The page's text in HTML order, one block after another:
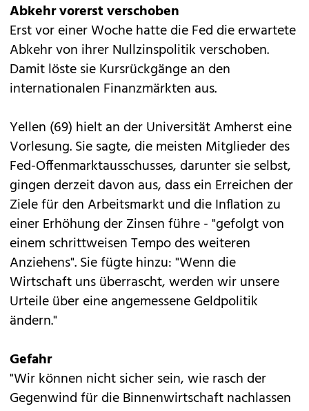
Abkehr vorerst verschoben
Erst vor einer Woche hatte die Fed die erwartete
Abkehr von ihrer Nullzinspolitik verschoben.
Damit löste sie Kursrückgänge an den
internationalen Finanzmärkten aus.
Yellen (69) hielt an der Universität Amherst eine
Vorlesung. Sie sagte, die meisten Mitglieder des
Fed-Offenmarktausschusses, darunter sie selbst,
gingen derzeit davon aus, dass ein Erreichen der
Ziele für den Arbeitsmarkt und die Inflation zu
einer Erhöhung der Zinsen führe - "gefolgt von
einem schrittweisen Tempo des weiteren
Anziehens". Sie fügte hinzu: "Wenn die
Wirtschaft uns überrascht, werden wir unsere
Urteile über eine angemessene Geldpolitik
ändern."
Gefahr
"Wir können nicht sicher sein, wie rasch der
Gegenwind für die Binnenwirtschaft nachlassen